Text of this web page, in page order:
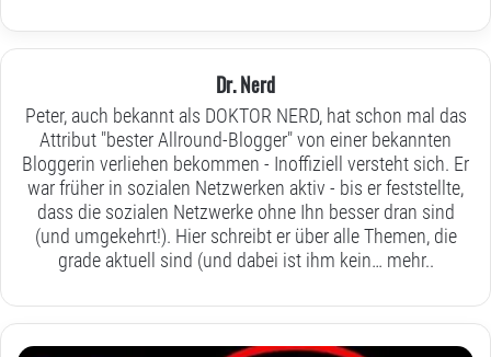
Dr. Nerd
Peter, auch bekannt als DOKTOR NERD, hat schon mal das
Attribut "bester Allround-Blogger" von einer bekannten
Bloggerin verliehen bekommen - Inoffiziell versteht sich. Er
war früher in sozialen Netzwerken aktiv - bis er feststellte,
dass die sozialen Netzwerke ohne Ihn besser dran sind
(und umgekehrt!). Hier schreibt er über alle Themen, die
grade aktuell sind (und dabei ist ihm kein… mehr..